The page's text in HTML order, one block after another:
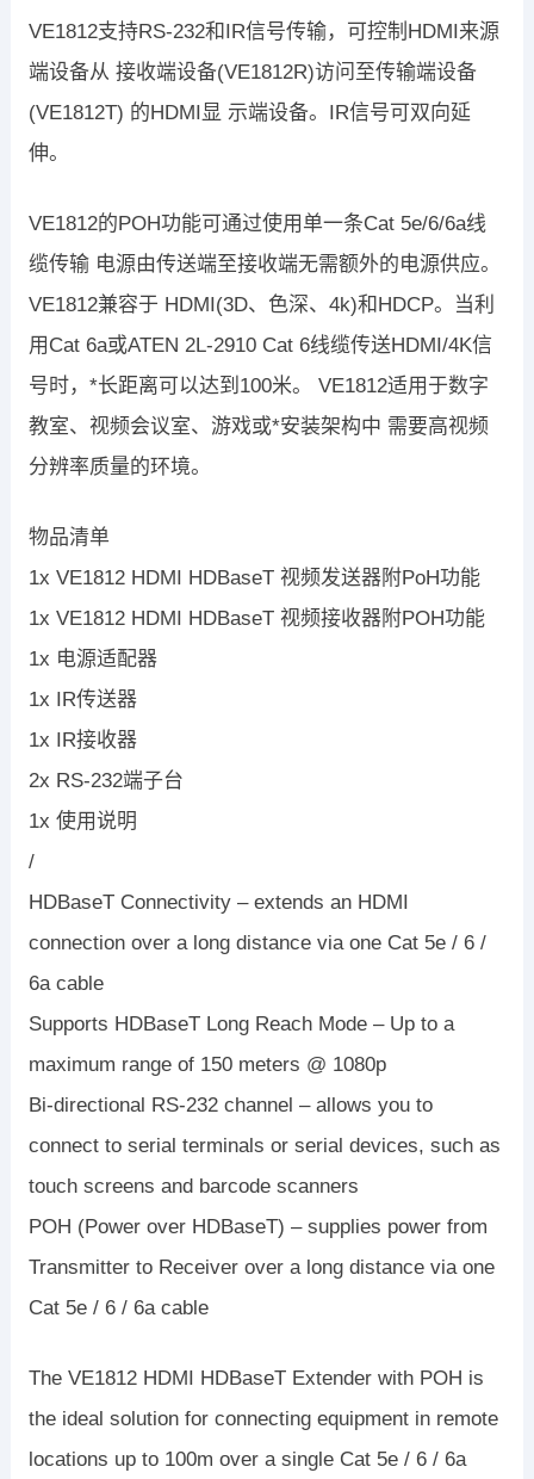
VE1812支持RS-232和IR信号传输，可控制HDMI来源
端设备从 接收端设备(VE1812R)访问至传输端设备
(VE1812T) 的HDMI显 示端设备。IR信号可双向延
伸。
VE1812的POH功能可通过使用单一条Cat 5e/6/6a线
缆传输 电源由传送端至接收端无需额外的电源供应。
VE1812兼容于 HDMI(3D、色深、4k)和HDCP。当利
用Cat 6a或ATEN 2L-2910 Cat 6线缆传送HDMI/4K信
号时，*长距离可以达到100米。 VE1812适用于数字
教室、视频会议室、游戏或*安装架构中 需要高视频
分辨率质量的环境。
物品清单
1x VE1812 HDMI HDBaseT 视频发送器附PoH功能
1x VE1812 HDMI HDBaseT 视频接收器附POH功能
1x 电源适配器
1x IR传送器
1x IR接收器
2x RS-232端子台
1x 使用说明
/
HDBaseT Connectivity – extends an HDMI
connection over a long distance via one Cat 5e / 6 /
6a cable
Supports HDBaseT Long Reach Mode – Up to a
maximum range of 150 meters @ 1080p
Bi-directional RS-232 channel – allows you to
connect to serial terminals or serial devices, such as
touch screens and barcode scanners
POH (Power over HDBaseT) – supplies power from
Transmitter to Receiver over a long distance via one
Cat 5e / 6 / 6a cable
The VE1812 HDMI HDBaseT Extender with POH is
the ideal solution for connecting equipment in remote
locations up to 100m over a single Cat 5e / 6 / 6a